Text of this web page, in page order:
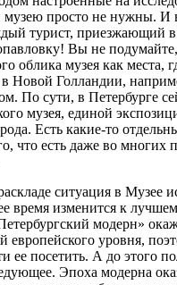
музею просто не нужны. И
турист, приезжающий в
Вы не
облика музея как места,
в Новой Голландии,
По сути, в Петербурге
музея, единой
Есть какие-то
что есть даже во многих
ситуация в Музее
время изменится к
модерн»
европейского уровня,
ее посетить. А до этого
Эпоха модерна